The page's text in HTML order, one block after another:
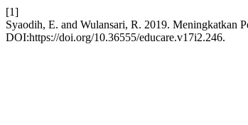
[1]
Syaodih, E. and Wulansari, R. 2019. Meningkatkan
DOI:https://doi.org/10.36555/educare.v17i2.246.